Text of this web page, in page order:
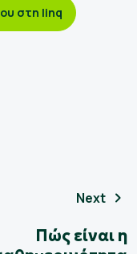
στη linq
Next
Πώς είναι η